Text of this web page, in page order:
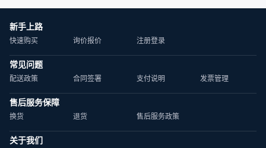
新手上路
快速购买 询价报价 注册登录
常见问题
配送政策 合同签署 支付说明 发票管理
售后服务保障
换货 退货 售后服务政策
关于我们